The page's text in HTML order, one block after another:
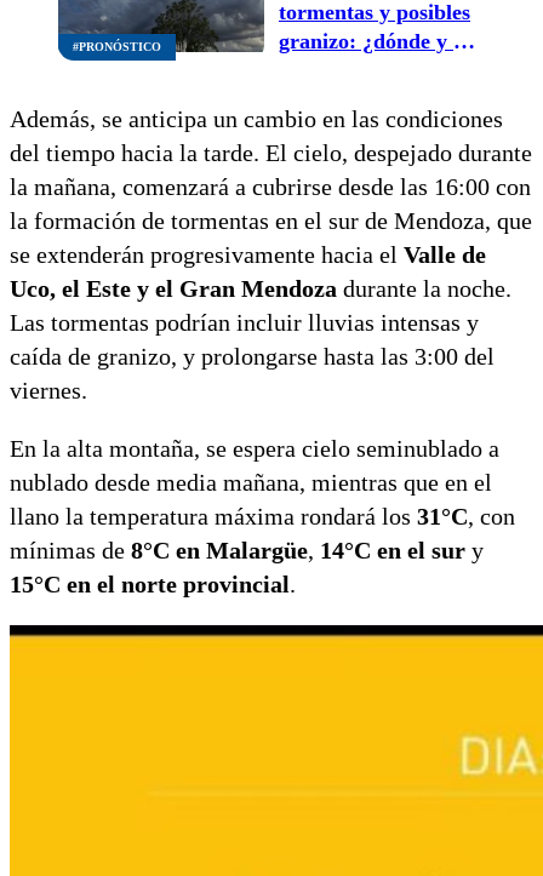
#PRONÓSTICO
tormentas y posibles
granizo: ¿dónde y a
Además, se anticipa un cambio en las condiciones
del tiempo hacia la tarde. El cielo, despejado durante
la mañana, comenzará a cubrirse desde las 16:00 con
la formación de tormentas en el sur de Mendoza, que
se extenderán progresivamente hacia el Valle de
Uco, el Este y el Gran Mendoza durante la noche.
Las tormentas podrían incluir lluvias intensas y
caída de granizo, y prolongarse hasta las 3:00 del
viernes.
En la alta montaña, se espera cielo seminublado a
nublado desde media mañana, mientras que en el
llano la temperatura máxima rondará los 31°C, con
mínimas de 8°C en Malargüe, 14°C en el sur y
15°C en el norte provincial.